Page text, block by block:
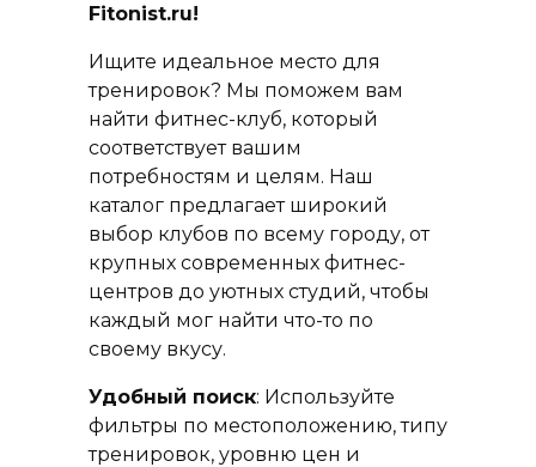
Fitonist.ru!
Ищите идеальное место для
тренировок? Мы поможем вам
найти фитнес-клуб, который
соответствует вашим
потребностям и целям. Наш
каталог предлагает широкий
выбор клубов по всему городу, от
крупных современных фитнес-
центров до уютных студий, чтобы
каждый мог найти что-то по
своему вкусу.
Удобный поиск: Используйте
фильтры по местоположению, типу
тренировок, уровню цен и